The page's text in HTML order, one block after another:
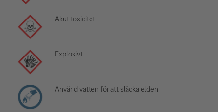
Akut toxicitet
Explosivt
Använd vatten för att släcka elden